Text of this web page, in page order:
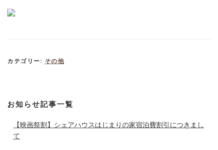
カテゴリー: その他
お知らせ記事一覧
【映画祭割】シェアハウスはじまりの家宿泊費割引につきまし
て